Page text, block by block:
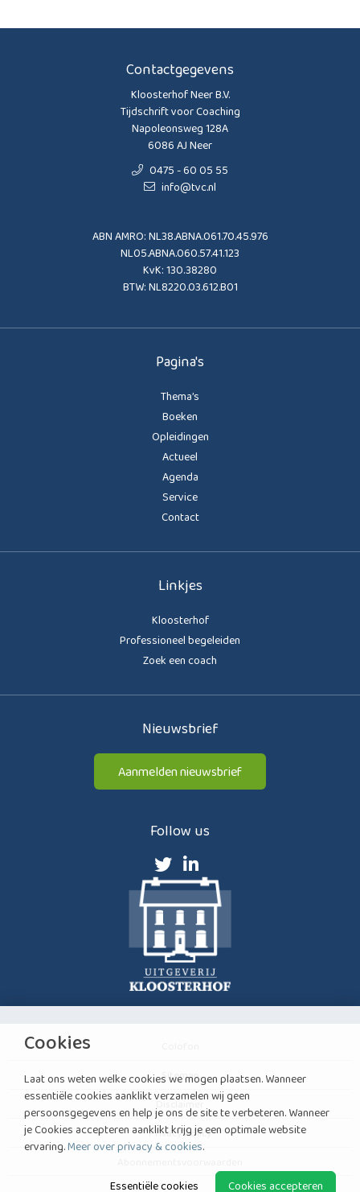
Cookies
Laat ons weten welke cookies we mogen plaatsen. Wanneer
essentiële cookies aanklikt verzamelen wij geen
persoonsgegevens en help je ons de site te verbeteren. Wanneer
je Cookies accepteren aanklikt krijg je een optimale website
ervaring.Meer over privacy & cookies.
Cookies accepteren
Essentiële cookies
Contactgegevens
Kloosterhof Neer B.V.
Tijdschrift voor Coaching
Napoleonsweg 128A
6086 AJ Neer
0475 - 60 05 55
info@tvc.nl
ABN AMRO: NL38.ABNA.061.70.45.976
NL05.ABNA.060.57.41.123
KvK: 130.38280
BTW: NL8220.03.612.B01
Pagina's
Thema’s
Boeken
Opleidingen
Actueel
Agenda
Service
Contact
Linkjes
Kloosterhof
Professioneel begeleiden
Zoek een coach
Nieuwsbrief
Aanmelden nieuwsbrief
Follow us
Sitemap
Disclaimer
Privacy Policy